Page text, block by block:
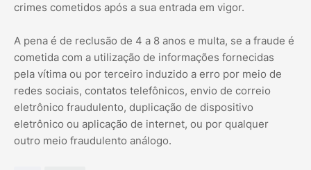
crimes cometidos após a sua entrada em vigor.
A pena é de reclusão de 4 a 8 anos e multa, se a fraude é
cometida com a utilização de informações fornecidas
pela vítima ou por terceiro induzido a erro por meio de
redes sociais, contatos telefônicos, envio de correio
eletrônico fraudulento, duplicação de dispositivo
eletrônico ou aplicação de internet, ou por qualquer
outro meio fraudulento análogo.